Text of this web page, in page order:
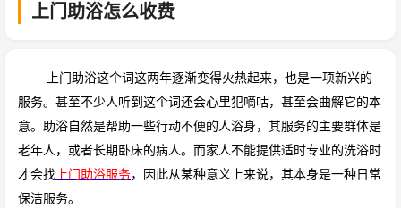
上门助浴怎么收费
上门助浴这个词这两年逐渐变得火热起来，也是一项新兴的
服务。甚至不少人听到这个词还会心里犯嘀咕，甚至会曲解它的本
意。助浴自然是帮助一些行动不便的人浴身，其服务的主要群体是
老年人，或者长期卧床的病人。而家人不能提供适时专业的洗浴时
才会找 上门助浴服务，因此从某种意义上来说，其本身是一种日常
保洁服务。